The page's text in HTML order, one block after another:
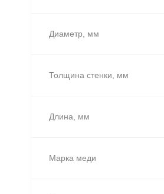
Диаметр, мм
Толщина стенки, мм
Длина, мм
Марка меди